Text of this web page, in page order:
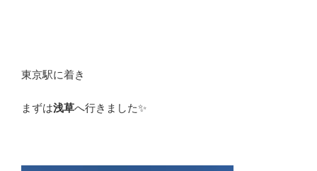
東京駅に着き
まずは浅草へ行きました✨